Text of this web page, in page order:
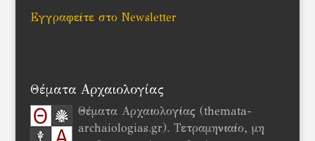
Εγγραφείτε στο Newsletter
Θέματα Αρχαιολογίας
Θέματα Αρχαιολογίας (themata-
archaiologias.gr). Τετραμηνιαίο, μη